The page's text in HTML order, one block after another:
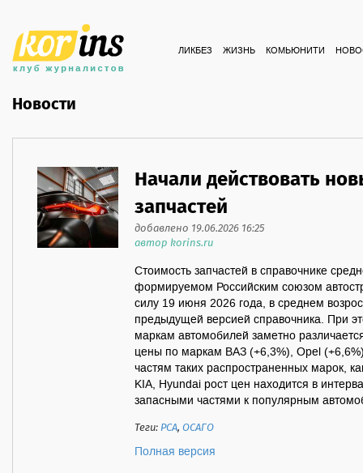
ЛИКБЕЗ ЖИЗНЬ КОМЬЮНИТИ
Новости
Начали действовать
запчастей
добавлено 19.06.2026 16:25
автор korins.ru
Стоимость запчастей в справочнике
формируемом Российским союзом
силу 19 июня 2026 года, в среднем
предыдущей версией справочника. При
маркам автомобилей заметно
цены по маркам ВАЗ (+6,3%), Opel
частям таких распространенных марок,
KIA, Hyundai рост цен находится в
запасными частями к популярным
Теги:РСА,ОСАГО
Полная версия